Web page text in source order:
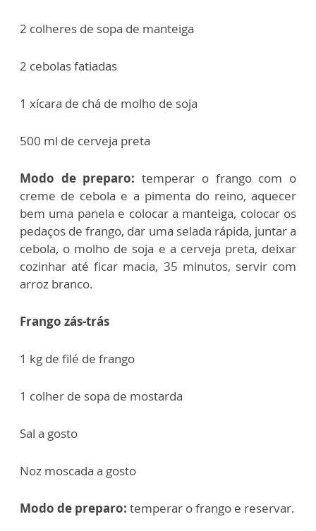
2 colheres de sopa de manteiga
2 cebolas fatiadas
1 xícara de chá de molho de soja
500 ml de cerveja preta
Modo de preparo: temperar o frango com o
creme de cebola e a pimenta do reino, aquecer
bem uma panela e colocar a manteiga, colocar os
pedaços de frango, dar uma selada rápida, juntar a
cebola, o molho de soja e a cerveja preta, deixar
cozinhar até ficar macia, 35 minutos, servir com
arroz branco.
Frango zás-trás
1 kg de filé de frango
1 colher de sopa de mostarda
Sal a gosto
Noz moscada a gosto
Modo de preparo: temperar o frango e reservar.